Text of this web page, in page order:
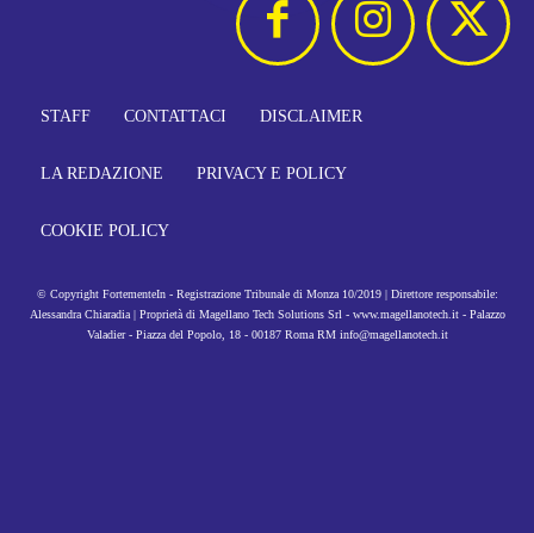
STAFF CONTATTACI DISCLAIMER
LA REDAZIONE PRIVACY E POLICY
COOKIE POLICY
© Copyright FortementeIn - Registrazione Tribunale di Monza 10/2019 | Direttore responsabile:
Alessandra Chiaradia | Proprietà di Magellano Tech Solutions Srl - www.magellanotech.it - Palazzo
Valadier - Piazza del Popolo, 18 - 00187 Roma RM info@magellanotech.it